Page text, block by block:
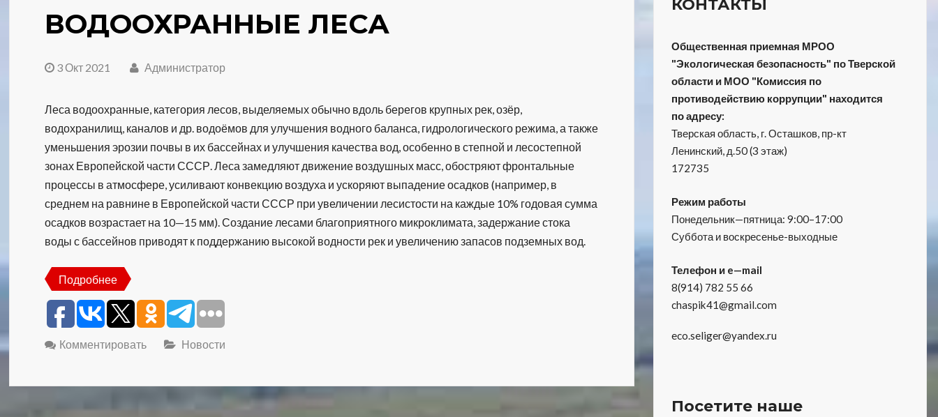
ВОДООХРАННЫЕ ЛЕСА
3 Окт 2021 Администратор
Леса водоохранные, категория лесов, выделяемых обычно вдоль берегов крупных рек, озёр,
водохранилищ, каналов и др. водоёмов для улучшения водного баланса, гидрологического режима, а также
уменьшения эрозии почвы в их бассейнах и улучшения качества вод, особенно в степной и лесостепной
зонах Европейской части СССР. Леса замедляют движение воздушных масс, обостряют фронтальные
процессы в атмосфере, усиливают конвекцию воздуха и ускоряют выпадение осадков (например, в
среднем на равнине в Европейской части СССР при увеличении лесистости на каждые 10% годовая сумма
осадков возрастает на 10—15 мм). Создание лесами благоприятного микроклимата, задержание стока
воды с бассейнов приводят к поддержанию высокой водности рек и увеличению запасов подземных вод.
Подробнее
Комментировать Новости
КОНТАКТЫ
Общественная приемная МРОО
"Экологическая безопасность" по Тверской
области и МОО "Комиссия по
противодействию коррупции" находится
по адресу:
Тверская область, г. Осташков, пр-кт
Ленинский, д.50 (3 этаж)
172735
Режим работы
Понедельник—пятница: 9:00–17:00
Суббота и воскресенье-выходные
Телефон и e—mail
8(914) 782 55 66
chaspik41@gmail.com
eco.seliger@yandex.ru
Посетите наше